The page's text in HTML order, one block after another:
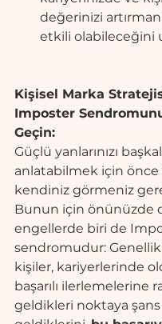
değerinizi
etkili olabileceğini
Kişisel Marka
Imposter
Geçin:
Güçlü yanlarınızı
anlatabilmek için
kendiniz görmeniz
Bunun için önünüzde
engellerde biri de
sendromudur:
kişiler, kariyerlerinde
başarılı ilerlemelerine
geldikleri noktaya şans